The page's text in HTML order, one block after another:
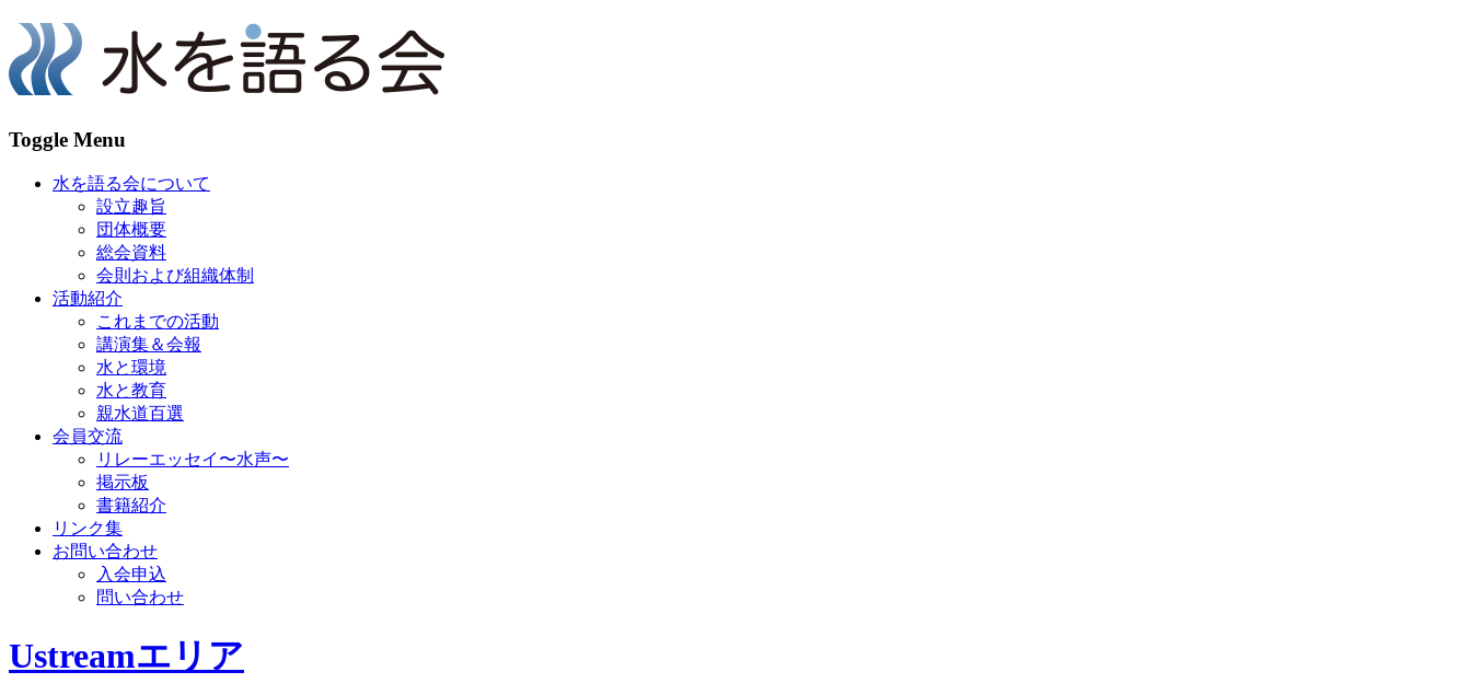
Toggle Menu
水を語る会について
設立趣旨
団体概要
総会資料
会則および組織体制
活動紹介
これまでの活動
講演集＆会報
水と環境
水と教育
親水道百選
会員交流
リレーエッセイ〜水声〜
掲示板
書籍紹介
リンク集
お問い合わせ
入会申込
問い合わせ
Ustreamエリア